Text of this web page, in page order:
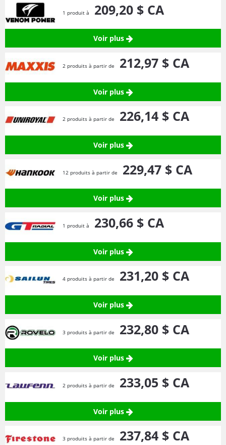
1 produit à 209,20 $ CA
Voir plus
2 produits à partir de 212,97 $ CA
Voir plus
2 produits à partir de 226,14 $ CA
Voir plus
12 produits à partir de 229,47 $ CA
Voir plus
1 produit à 230,66 $ CA
Voir plus
4 produits à partir de 231,20 $ CA
Voir plus
3 produits à partir de 232,80 $ CA
Voir plus
2 produits à partir de 233,05 $ CA
Voir plus
3 produits à partir de 237,84 $ CA